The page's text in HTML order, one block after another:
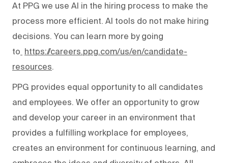
At PPG we use AI in the hiring process to make the
process more efficient. AI tools do not make hiring
decisions. You can learn more by going
to https://careers.ppg.com/us/en/candidate-
resources
PPG provides equal opportunity to all candidates
and employees. We offer an opportunity to grow
and develop your career in an environment that
provides a fulfilling workplace for employees,
creates an environment for continuous learning, and